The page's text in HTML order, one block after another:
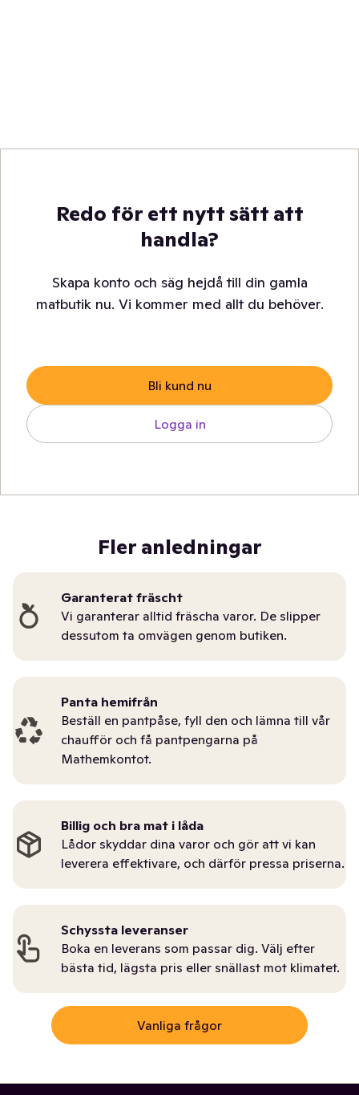
Redo för ett nytt sätt att
handla?
Skapa konto och säg hejdå till din gamla
matbutik nu. Vi kommer med allt du behöver.
Bli kund nu
Logga in
Fler anledningar
Garanterat fräscht
Vi garanterar alltid fräscha varor. De slipper
dessutom ta omvägen genom butiken.
Panta hemifrån
Beställ en pantpåse, fyll den och lämna till vår
chaufför och få pantpengarna på
Mathemkontot.
Billig och bra mat i låda
Lådor skyddar dina varor och gör att vi kan
leverera effektivare, och därför pressa priserna.
Schyssta leveranser
Boka en leverans som passar dig. Välj efter
bästa tid, lägsta pris eller snällast mot klimatet.
Vanliga frågor